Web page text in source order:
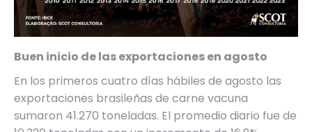
Buen inicio de las exportaciones en agosto
En los primeros cuatro días hábiles de agosto las
exportaciones brasileñas de carne vacuna
sumaron 41.270 toneladas. El promedio diario fue de